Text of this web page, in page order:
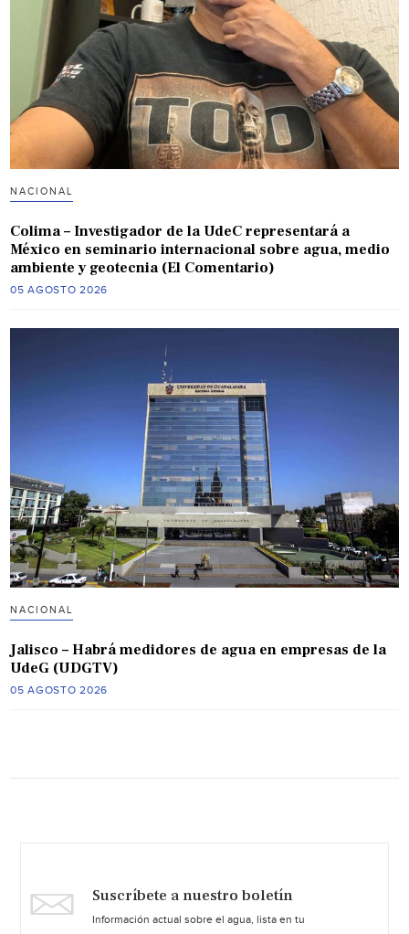
NACIONAL
Colima – Investigador de la UdeC representará a
México en seminario internacional sobre agua, medio
ambiente y geotecnia (El Comentario)
05 AGOSTO 2026
NACIONAL
Jalisco – Habrá medidores de agua en empresas de la
UdeG (UDGTV)
05 AGOSTO 2026
Suscríbete a nuestro boletín
Información actual sobre el agua, lista en tu